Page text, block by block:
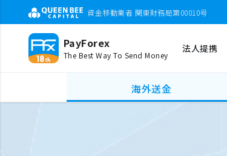
資金移動業者 関東財務局第00010号
PayForex
The Best Way To Send Money
法人提携
海外送金